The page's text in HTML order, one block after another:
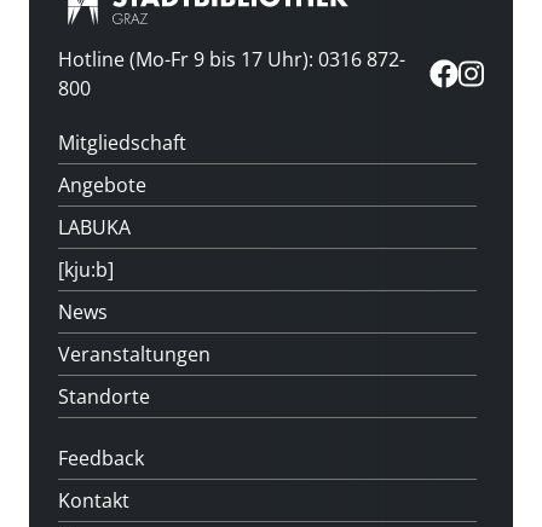
Hotline (Mo-Fr 9 bis 17 Uhr): 0316 872-
800
Mitgliedschaft
Angebote
LABUKA
[kju:b]
News
Veranstaltungen
Standorte
Feedback
Kontakt